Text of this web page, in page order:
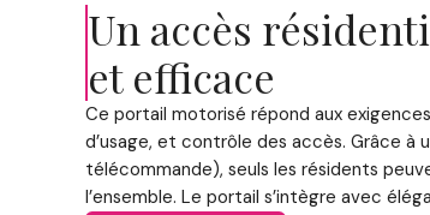
Un accès
et efficace
Ce portail motorisé répond aux
d’usage, et contrôle des accès. Grâce
télécommande), seuls les résidents
l’ensemble. Le portail s’intègre avec